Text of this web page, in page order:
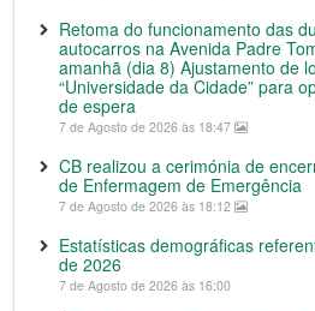
Retoma do funcionamento das
autocarros na Avenida Padre
amanhã (dia 8) Ajustamento de
“Universidade da Cidade” para
de espera
7 de Agosto de 2026 às 18:47
CB realizou a cerimónia de
de Enfermagem de Emergência
7 de Agosto de 2026 às 18:12
Estatísticas demográficas
de 2026
7 de Agosto de 2026 às 16:00